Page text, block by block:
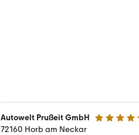
Autowelt Prußeit GmbH 4.4 Sterne
72160 Horb am Neckar